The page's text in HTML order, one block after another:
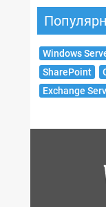
Windows
SharePoint
Exchange